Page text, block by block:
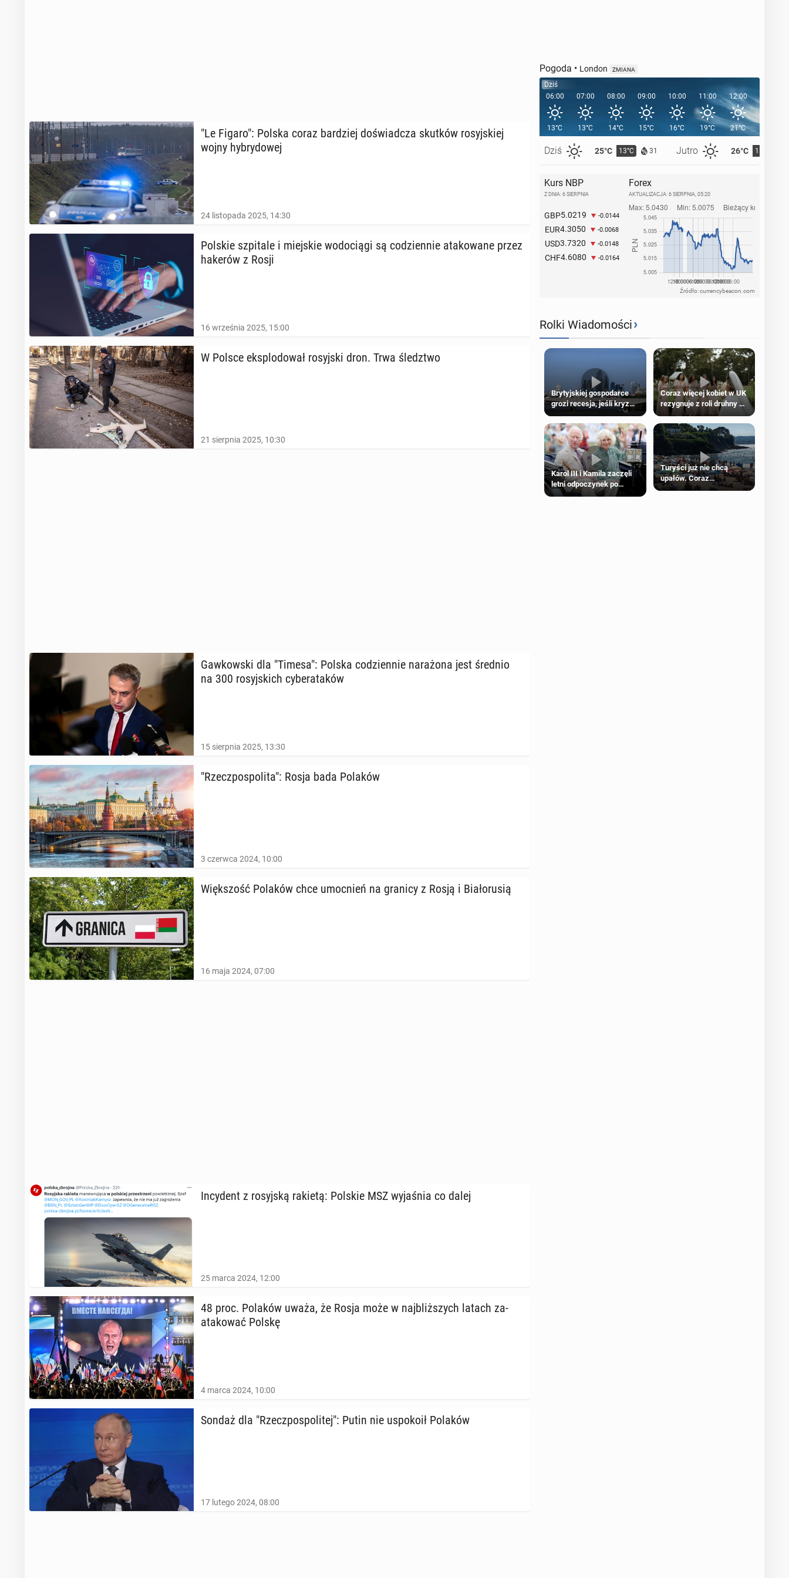
"Le Figaro": Polska coraz bar­dziej do­świad­cza skutków ro­syj­skiej
wojny hy­bry­do­wej
24 listopada 2025, 14:30
Polskie szpi­ta­le i miej­skie wo­do­cią­gi są co­dzien­nie ata­ko­wa­ne przez
hakerów z Rosji
16 września 2025, 15:00
W Polsce eks­plo­do­wał ro­syj­ski dron. Trwa śledz­two
21 sierpnia 2025, 10:30
Gaw­kow­ski dla "Timesa": Polska co­dzien­nie na­ra­żo­na jest średnio
na 300 ro­syj­skich cy­be­ra­ta­ków
15 sierpnia 2025, 13:30
"Rzecz­po­spo­li­ta": Rosja bada Polaków
3 czerwca 2024, 10:00
Więk­szość Polaków chce umoc­nień na granicy z Rosją i Bia­ło­ru­sią
16 maja 2024, 07:00
In­cy­dent z ro­syj­ską rakietą: Polskie MSZ wy­ja­śnia co dalej
25 marca 2024, 12:00
48 proc. Polaków uważa, że Rosja może w naj­bliż­szych latach za­
ata­ko­wać Polskę
4 marca 2024, 10:00
Sondaż dla "Rzecz­po­spo­li­tej": Putin nie uspo­ko­ił Polaków
17 lutego 2024, 08:00
Pogoda • London ZMIANA
Dziś
06:00
13°C
Dziś 25°C 13°C 31 Jutro 26°C 13°C
07:00
13°C
08:00
14°C
09:00
15°C
10:00
16°C
11:00
19°C
12:00
21°C
13:00
Kurs NBP
Z DNIA: 6 SIERPNIA
GBP5.0219 -0.0144
EUR4.3050 -0.0068
USD3.7320 -0.0148
CHF4.6080 -0.0164
Forex
AKTUALIZACJA: 6 SIERPNIA, 05:20
Źródło: currencybeacon.com
Rolki Wiadomości›
Brytyjskiej gospodarce
grozi recesja, jeśli kryzys
na Bliskim Wschodzie się
przedłuży
Coraz więcej kobiet w UK
rezygnuje z roli druhny na
ślubie
Karol III i Kamila zaczęli
letni odpoczynek po
Igrzyskach Wspólnoty w
Turyści już nie chcą
upałów. Coraz
popularniejsze